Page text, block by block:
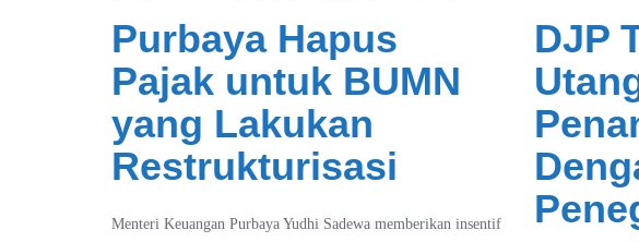
Purbaya Hapus
Pajak untuk BUMN
yang Lakukan
Restrukturisasi
Menteri Keuangan Purbaya Yudhi Sadewa memberikan insentif
DJP